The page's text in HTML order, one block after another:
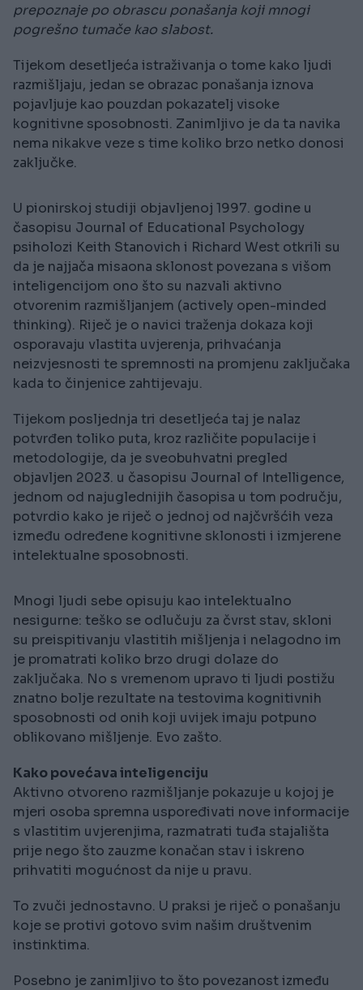
prepoznaje po obrascu ponašanja koji mnogi
pogrešno tumače kao slabost.
Tijekom desetljeća istraživanja o tome kako ljudi
razmišljaju, jedan se obrazac ponašanja iznova
pojavljuje kao pouzdan pokazatelj visoke
kognitivne sposobnosti. Zanimljivo je da ta navika
nema nikakve veze s time koliko brzo netko donosi
zaključke.
U pionirskoj studiji objavljenoj 1997. godine u
časopisu Journal of Educational Psychology
psiholozi Keith Stanovich i Richard West otkrili su
da je najjača misaona sklonost povezana s višom
inteligencijom ono što su nazvali aktivno
otvorenim razmišljanjem (actively open-minded
thinking). Riječ je o navici traženja dokaza koji
osporavaju vlastita uvjerenja, prihvaćanja
neizvjesnosti te spremnosti na promjenu zaključaka
kada to činjenice zahtijevaju.
Tijekom posljednja tri desetljeća taj je nalaz
potvrđen toliko puta, kroz različite populacije i
metodologije, da je sveobuhvatni pregled
objavljen 2023. u časopisu Journal of Intelligence,
jednom od najuglednijih časopisa u tom području,
potvrdio kako je riječ o jednoj od najčvršćih veza
između određene kognitivne sklonosti i izmjerene
intelektualne sposobnosti.
Mnogi ljudi sebe opisuju kao intelektualno
nesigurne: teško se odlučuju za čvrst stav, skloni
su preispitivanju vlastitih mišljenja i nelagodno im
je promatrati koliko brzo drugi dolaze do
zaključaka. No s vremenom upravo ti ljudi postižu
znatno bolje rezultate na testovima kognitivnih
sposobnosti od onih koji uvijek imaju potpuno
oblikovano mišljenje. Evo zašto.
Kako povećava inteligenciju
Aktivno otvoreno razmišljanje pokazuje u kojoj je
mjeri osoba spremna uspoređivati nove informacije
s vlastitim uvjerenjima, razmatrati tuđa stajališta
prije nego što zauzme konačan stav i iskreno
prihvatiti mogućnost da nije u pravu.
To zvuči jednostavno. U praksi je riječ o ponašanju
koje se protivi gotovo svim našim društvenim
instinktima.
Posebno je zanimljivo to što povezanost između